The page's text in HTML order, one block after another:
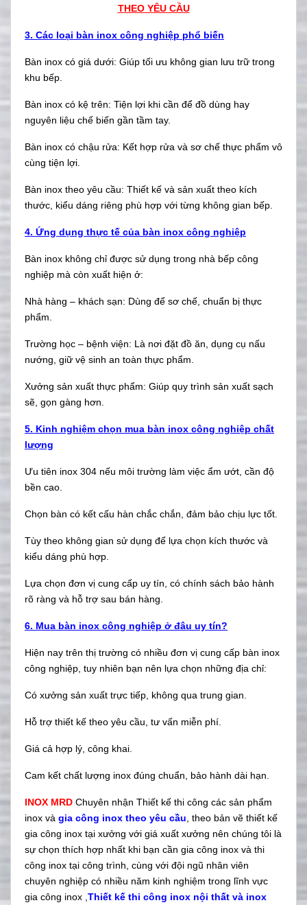
THEO YÊU CẦU
3. Các loại bàn inox công nghiệp phổ biến
Bàn inox có giá dưới: Giúp tối ưu không gian lưu trữ trong
khu bếp.
Bàn inox có kệ trên: Tiện lợi khi cần để đồ dùng hay
nguyên liệu chế biến gần tầm tay.
Bàn inox có chậu rửa: Kết hợp rửa và sơ chế thực phẩm vô
cùng tiện lợi.
Bàn inox theo yêu cầu: Thiết kế và sản xuất theo kích
thước, kiểu dáng riêng phù hợp với từng không gian bếp.
4. Ứng dụng thực tế của bàn inox công nghiệp
Bàn inox không chỉ được sử dụng trong nhà bếp công
nghiệp mà còn xuất hiện ở:
Nhà hàng – khách sạn: Dùng để sơ chế, chuẩn bị thực
phẩm.
Trường học – bệnh viện: Là nơi đặt đồ ăn, dụng cụ nấu
nướng, giữ vệ sinh an toàn thực phẩm.
Xưởng sản xuất thực phẩm: Giúp quy trình sản xuất sạch
sẽ, gọn gàng hơn.
5. Kinh nghiệm chọn mua bàn inox công nghiệp chất
lượng
Ưu tiên inox 304 nếu môi trường làm việc ẩm ướt, cần độ
bền cao.
Chọn bàn có kết cấu hàn chắc chắn, đảm bảo chịu lực tốt.
Tùy theo không gian sử dụng để lựa chọn kích thước và
kiểu dáng phù hợp.
Lựa chọn đơn vị cung cấp uy tín, có chính sách bảo hành
rõ ràng và hỗ trợ sau bán hàng.
6. Mua bàn inox công nghiệp ở đâu uy tín?
Hiện nay trên thị trường có nhiều đơn vị cung cấp bàn inox
công nghiệp, tuy nhiên bạn nên lựa chọn những địa chỉ:
Có xưởng sản xuất trực tiếp, không qua trung gian.
Hỗ trợ thiết kế theo yêu cầu, tư vấn miễn phí.
Giá cả hợp lý, công khai.
Cam kết chất lượng inox đúng chuẩn, bảo hành dài hạn.
INOX MRD Chuyên nhận Thiết kế thi công các sản phẩm
inox và gia công inox theo yêu cầu , theo bản vẽ thiết kế
gia công inox tại xưởng với giá xuất xưởng nên chúng tôi là
sự chọn thích hợp nhất khi bạn cần gia công inox và thi
công inox tại công trình, cùng với đội ngũ nhân viên
chuyên nghiệp có nhiều năm kinh nghiệm trong lĩnh vực
gia công inox , Thiết kế thi công inox nội thất và inox